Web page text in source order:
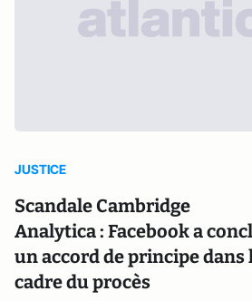
JUSTICE
Scandale Cambridge
Analytica : Facebook a
un accord de principe dans
cadre du procès